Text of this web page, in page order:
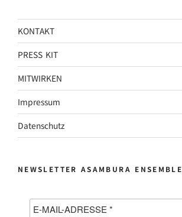
KONTAKT
PRESS KIT
MITWIRKEN
Impressum
Datenschutz
NEWSLETTER ASAMBURA ENSEMBLE